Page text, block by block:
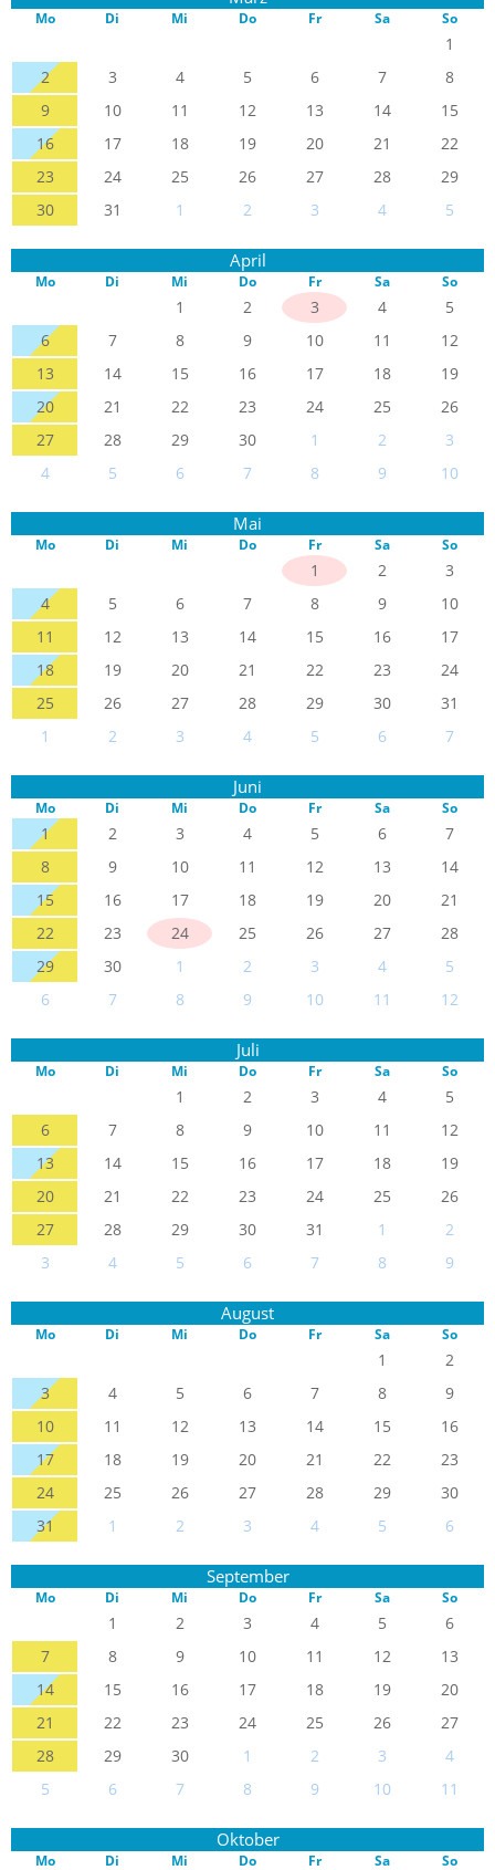
Mo Di Mi Do Fr Sa So
1
2
3 4 5 6 7
8
9
10 11 12 13 14
15
16
17 18 19 20 21
22
23
24 25 26 27 28
29
30
31 1 2 3 4 5
April
Mo Di Mi Do Fr Sa So
1 2 3 4
5
6
7 8 9 10 11
12
13
14 15 16 17 18
19
20
21 22 23 24 25
26
27
28 29 30 1 2
3
4
5 6 7 8 9 10
Mai
Mo Di Mi Do Fr Sa So
1 2
3
4
5 6 7 8 9
10
11
12 13 14 15 16
17
18
19 20 21 22 23
24
25
26 27 28 29 30
31
1
2 3 4 5 6 7
Juni
Mo Di Mi Do Fr Sa So
1 2 3 4 5 6
7
8
9 10 11 12 13
14
15
16 17 18 19 20
21
22
23 24 25 26 27
28
29
30 1 2 3 4
5
6
7 8 9 10 11 12
Juli
Mo Di Mi Do Fr Sa So
1 2 3 4
5
6
7 8 9 10 11
12
13
14 15 16 17 18
19
20
21 22 23 24 25
26
27
28 29 30 31 1
2
3
4 5 6 7 8 9
August
Mo Di Mi Do Fr Sa So
1
2
3
4 5 6 7 8
9
10
11 12 13 14 15
16
17
18 19 20 21 22
23
24
25 26 27 28 29
30
31
1 2 3 4 5 6
September
Mo Di Mi Do Fr Sa So
1 2 3 4 5
6
7
8 9 10 11 12
13
14
15 16 17 18 19
20
21
22 23 24 25 26
27
28
29 30 1 2 3
4
5
6 7 8 9 10 11
Oktober
Mo Di Mi Do Fr Sa So